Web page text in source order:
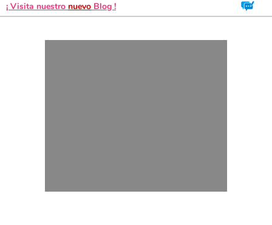
¡ Visita nuestro nuevo Blog !